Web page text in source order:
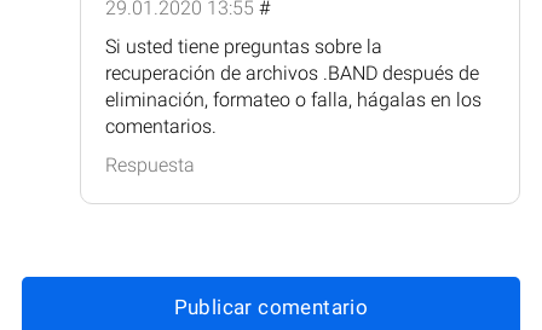
29.01.2020 13:55 #
Si usted tiene preguntas sobre la
recuperación de archivos .BAND después de
eliminación, formateo o falla, hágalas en los
comentarios.
Respuesta
Publicar comentario